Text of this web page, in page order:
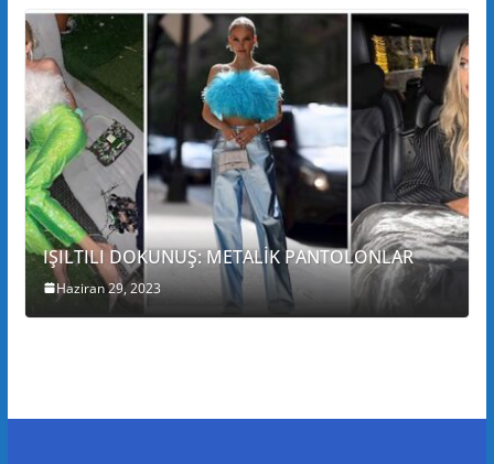
IŞILTILI DOKUNUŞ: METALİK PANTOLONLAR
Haziran 29, 2023